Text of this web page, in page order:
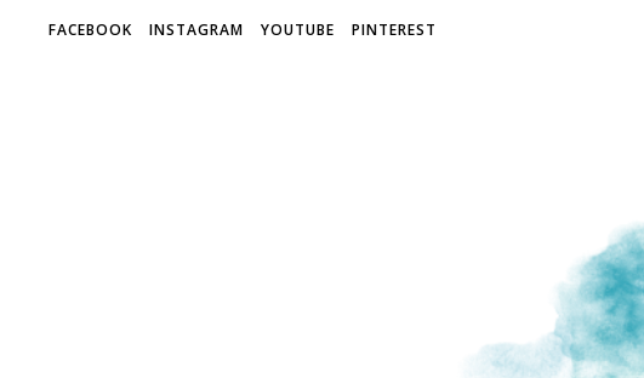
FACEBOOK INSTAGRAM YOUTUBE PINTEREST